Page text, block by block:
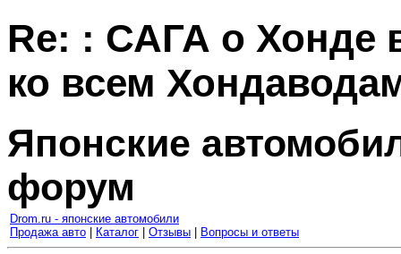
Re: : САГА о Хонде
ко всем
Японские
форум
Drom.ru - японские автомобили
Продажа авто | Каталог | Отзывы | Вопросы и ответы